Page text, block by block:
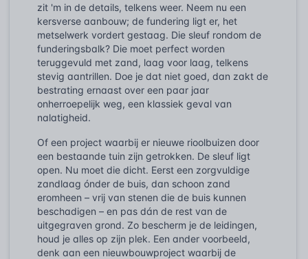
zit 'm in de details, telkens weer. Neem nu een
kersverse aanbouw; de fundering ligt er, het
metselwerk vordert gestaag. Die sleuf rondom de
funderingsbalk? Die moet perfect worden
teruggevuld met zand, laag voor laag, telkens
stevig aantrillen. Doe je dat niet goed, dan zakt de
bestrating ernaast over een paar jaar
onherroepelijk weg, een klassiek geval van
nalatigheid.
Of een project waarbij er nieuwe rioolbuizen door
een bestaande tuin zijn getrokken. De sleuf ligt
open. Nu moet die dicht. Eerst een zorgvuldige
zandlaag ónder de buis, dan schoon zand
eromheen – vrij van stenen die de buis kunnen
beschadigen – en pas dán de rest van de
uitgegraven grond. Zo bescherm je de leidingen,
houd je alles op zijn plek. Een ander voorbeeld,
denk aan een nieuwbouwproject waarbij de